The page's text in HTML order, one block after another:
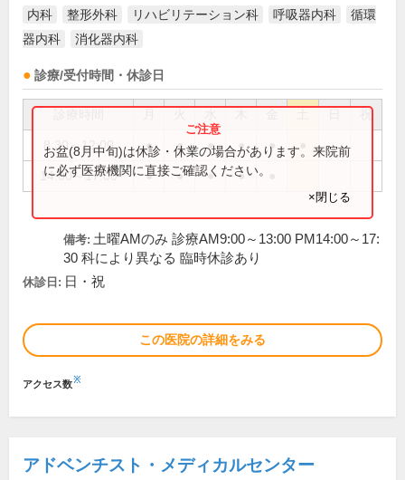
内科 整形外科 リハビリテーション科 呼吸器内科
循環
器内科
消化器内科
診療/受付時間・休診日
祝
8:30～12:00 ● ● ● ● ●
14:00～17:00 ● ● ● ●
お盆(8月中旬)は休診・休業の場合があります。来院前
に必ず医療機関に直接ご確認ください。
×閉じる
備考: 土曜AMのみ 診療AM9:00～13:00 PM14:00～17:
30 科により異なる 臨時休診あり
休診日: 日・祝
この医院の詳細をみる
アクセス数※
アドベンチスト・メディカルセンター